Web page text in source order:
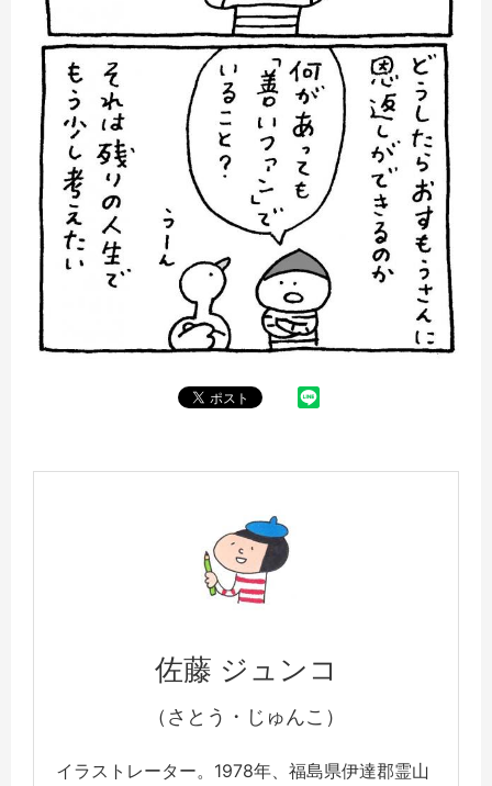
佐藤 ジュンコ
（さとう・じゅんこ）
イラストレーター。1978年、福島県伊達郡霊山